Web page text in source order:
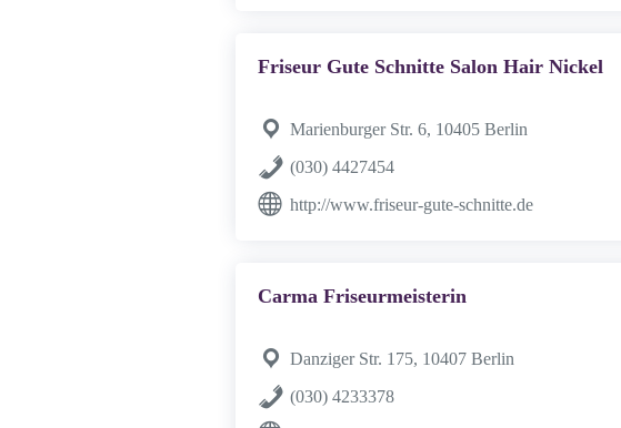
Friseur Gute Schnitte Salon Hair Nickel
Marienburger Str. 6, 10405 Berlin
(030) 4427454
http://www.friseur-gute-schnitte.de
Carma Friseurmeisterin
Danziger Str. 175, 10407 Berlin
(030) 4233378